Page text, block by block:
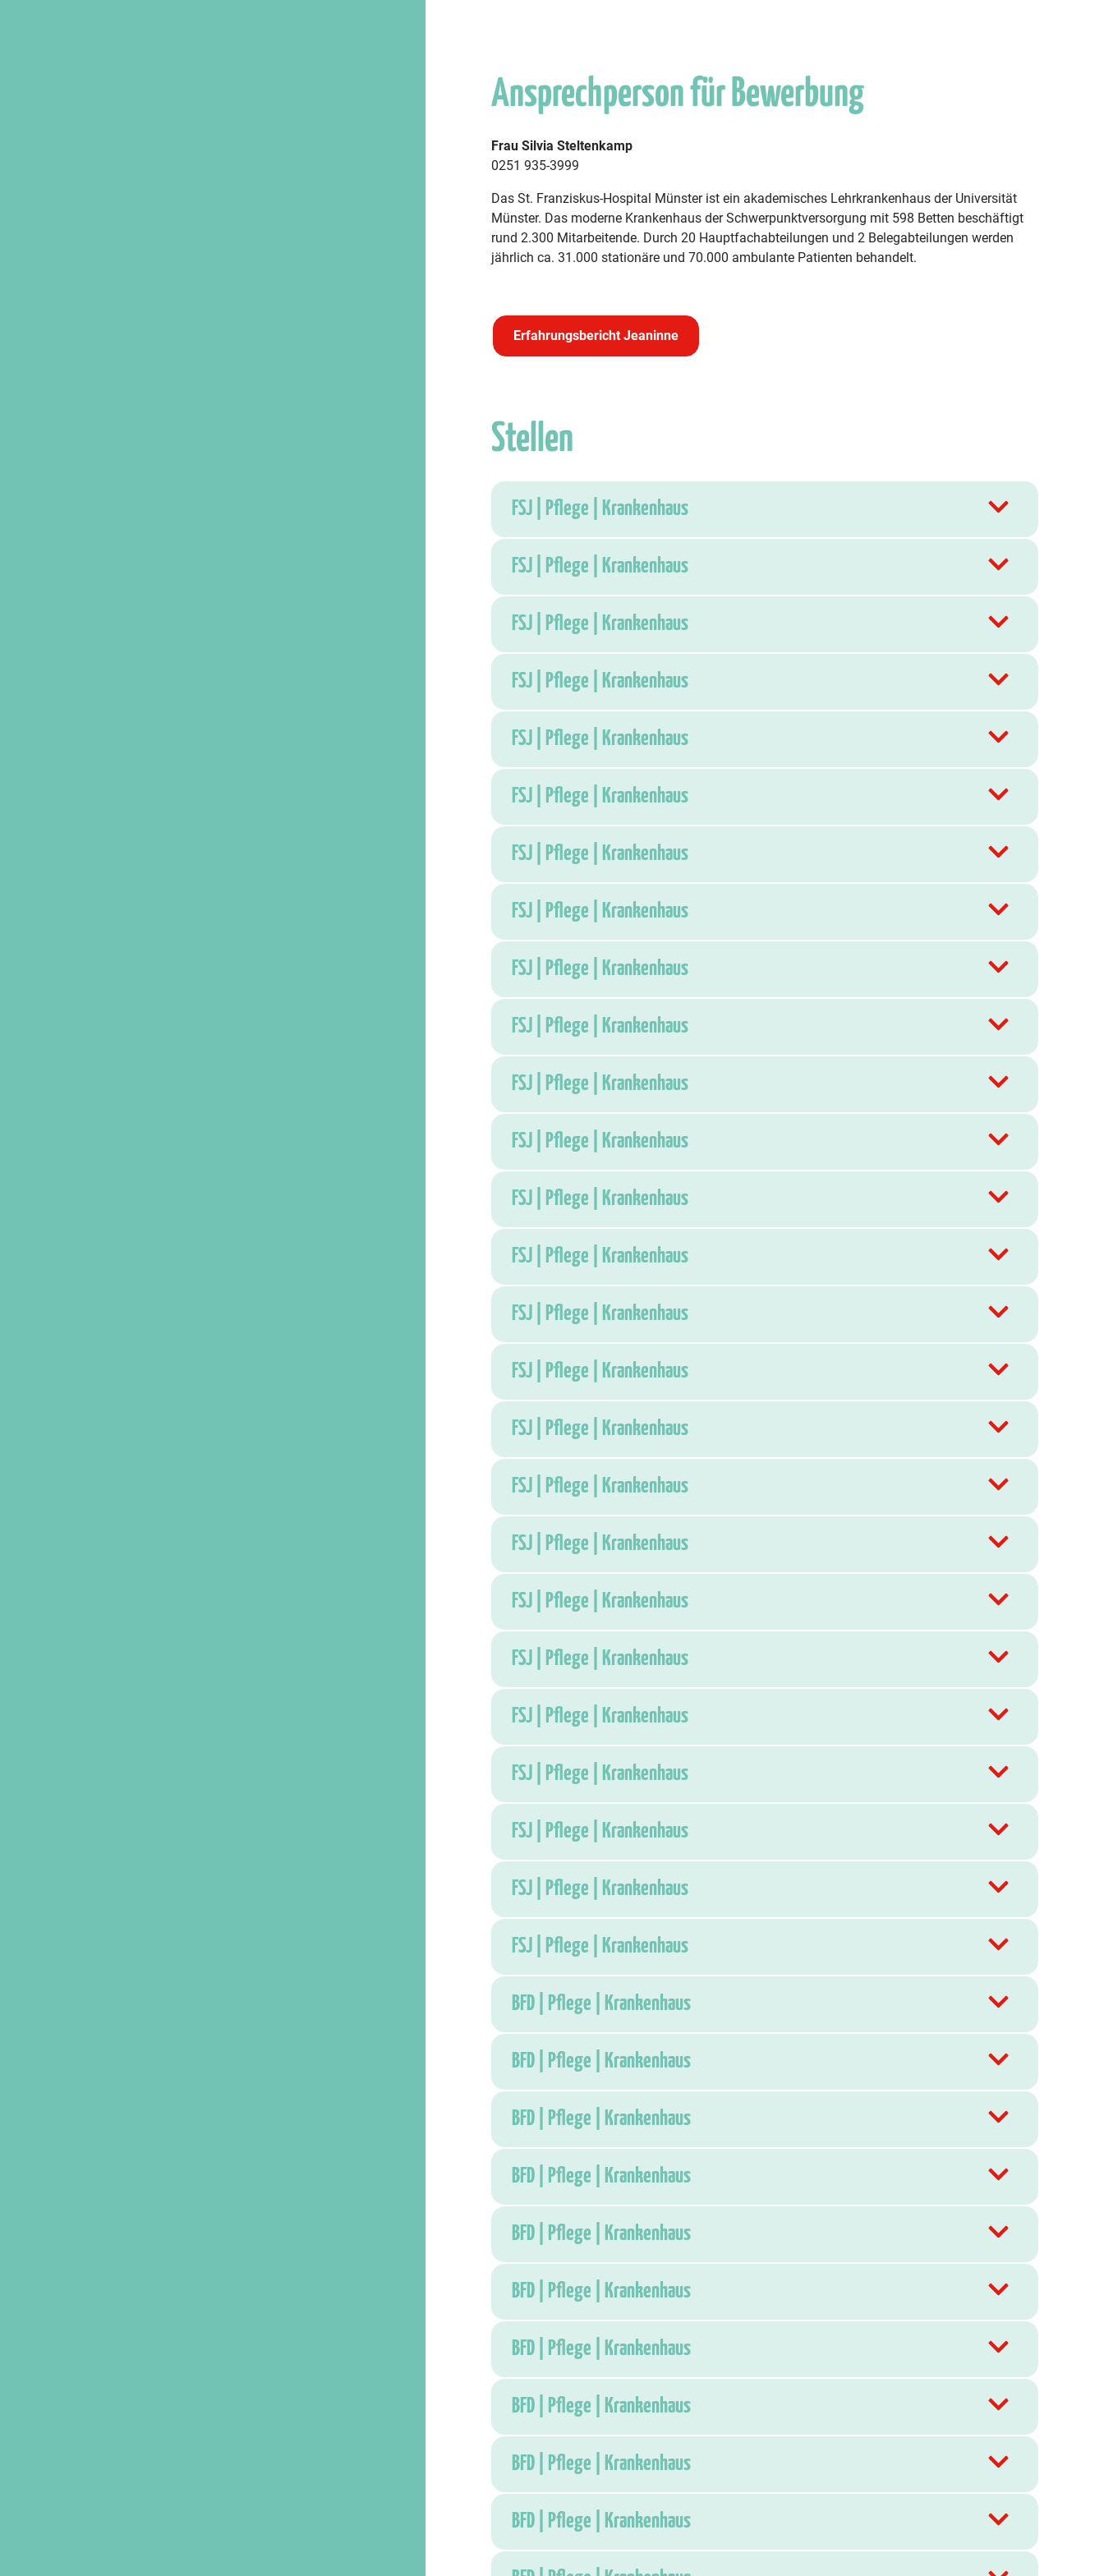
Ansprechperson für Bewerbung
Frau Silvia Steltenkamp
0251 935-3999
Das St. Franziskus-Hospital Münster ist ein akademisches Lehrkrankenhaus der Universität
Münster. Das moderne Krankenhaus der Schwerpunktversorgung mit 598 Betten beschäftigt
rund 2.300 Mitarbeitende. Durch 20 Hauptfachabteilungen und 2 Belegabteilungen werden
jährlich ca. 31.000 stationäre und 70.000 ambulante Patienten behandelt.
Erfahrungsbericht Jeaninne
Stellen
FSJ | Pflege | Krankenhaus
FSJ | Pflege | Krankenhaus
FSJ | Pflege | Krankenhaus
FSJ | Pflege | Krankenhaus
FSJ | Pflege | Krankenhaus
FSJ | Pflege | Krankenhaus
FSJ | Pflege | Krankenhaus
FSJ | Pflege | Krankenhaus
FSJ | Pflege | Krankenhaus
FSJ | Pflege | Krankenhaus
FSJ | Pflege | Krankenhaus
FSJ | Pflege | Krankenhaus
FSJ | Pflege | Krankenhaus
FSJ | Pflege | Krankenhaus
FSJ | Pflege | Krankenhaus
FSJ | Pflege | Krankenhaus
FSJ | Pflege | Krankenhaus
FSJ | Pflege | Krankenhaus
FSJ | Pflege | Krankenhaus
FSJ | Pflege | Krankenhaus
FSJ | Pflege | Krankenhaus
FSJ | Pflege | Krankenhaus
FSJ | Pflege | Krankenhaus
FSJ | Pflege | Krankenhaus
FSJ | Pflege | Krankenhaus
FSJ | Pflege | Krankenhaus
BFD | Pflege | Krankenhaus
BFD | Pflege | Krankenhaus
BFD | Pflege | Krankenhaus
BFD | Pflege | Krankenhaus
BFD | Pflege | Krankenhaus
BFD | Pflege | Krankenhaus
BFD | Pflege | Krankenhaus
BFD | Pflege | Krankenhaus
BFD | Pflege | Krankenhaus
BFD | Pflege | Krankenhaus